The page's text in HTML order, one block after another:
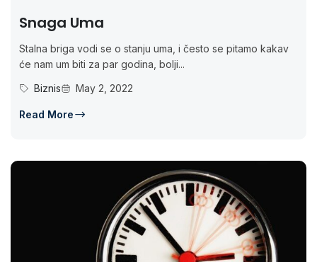
Snaga Uma
Stalna briga vodi se o stanju uma, i često se pitamo kakav
će nam um biti za par godina, bolji...
Biznis
May 2, 2022
Read More